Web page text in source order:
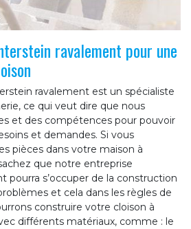
ravalement pour une
ravalement est un spécialiste
ce qui veut dire que nous
et des compétences pour pouvoir
et demandes. Si vous
pièces dans votre maison à
que notre entreprise
pourra s’occuper de la construction
et cela dans les règles de
construire votre cloison à
différents matériaux, comme : le